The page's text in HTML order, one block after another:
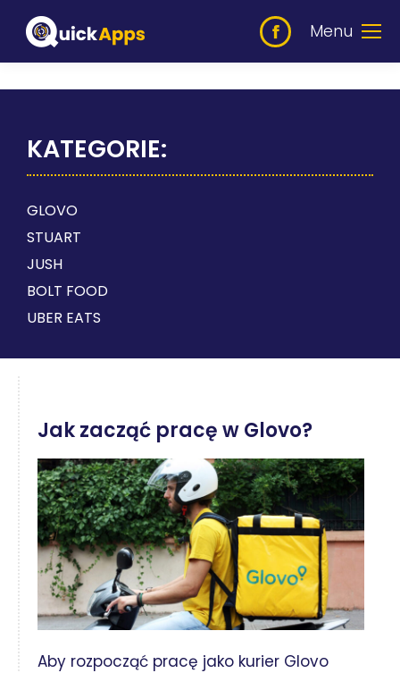
Menu
KATEGORIE:
GLOVO
STUART
JUSH
BOLT FOOD
UBER EATS
Jak zacząć pracę w Glovo?
Aby rozpocząć pracę jako kurier Glovo